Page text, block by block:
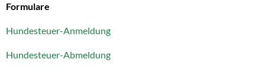
Formulare
Hundesteuer-Anmeldung
Hundesteuer-Abmeldung